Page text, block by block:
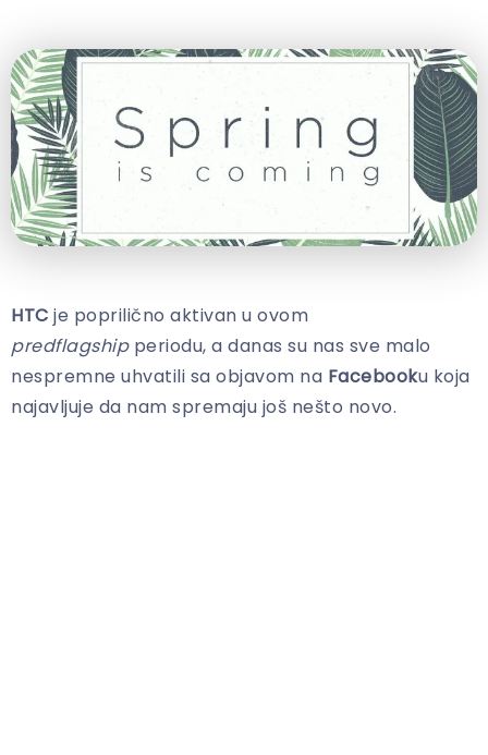
HTC je poprilično aktivan u ovom
predflagship periodu, a danas su nas sve malo
nespremne uhvatili sa objavom na Facebooku koja
najavljuje da nam spremaju još nešto novo.